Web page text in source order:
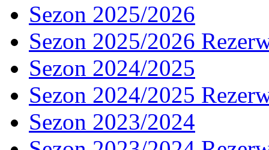
Sezon 2025/2026
Sezon 2025/2026
Sezon 2024/2025
Sezon 2024/2025
Sezon 2023/2024